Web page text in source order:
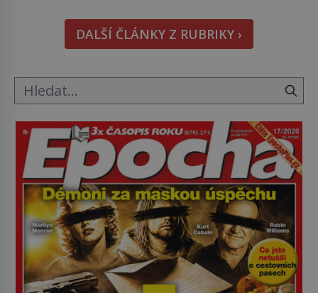
Rudolf Höss (1901–1947), Josef Mengele (1911–
1979) či Heinrich Himmler (1900–1945) zná každý,
o koho se historie jen otřela. Jenže […]
DALŠÍ ČLÁNKY Z RUBRIKY ›